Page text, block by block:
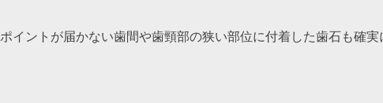
ントが届かない歯間や歯頸部の狭い部位に付着した歯石も確実